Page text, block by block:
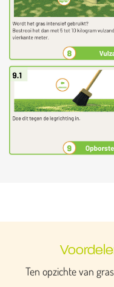
Ten opzichte van